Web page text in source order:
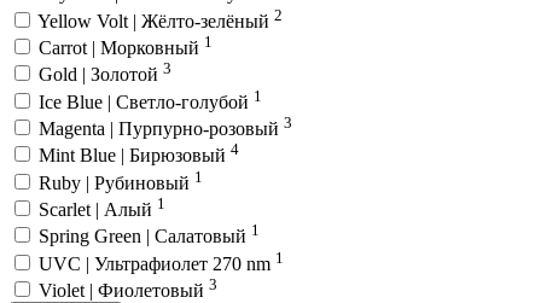
Yellow Volt | Жёлто-зелёный 2
Carrot | Морковный 1
Gold | Золотой 3
Ice Blue | Светло-голубой 1
Magenta | Пурпурно-розовый 3
Mint Blue | Бирюзовый 4
Ruby | Рубиновый 1
Scarlet | Алый 1
Spring Green | Салатовый 1
UVC | Ультрафиолет 270 nm 1
Violet | Фиолетовый 3